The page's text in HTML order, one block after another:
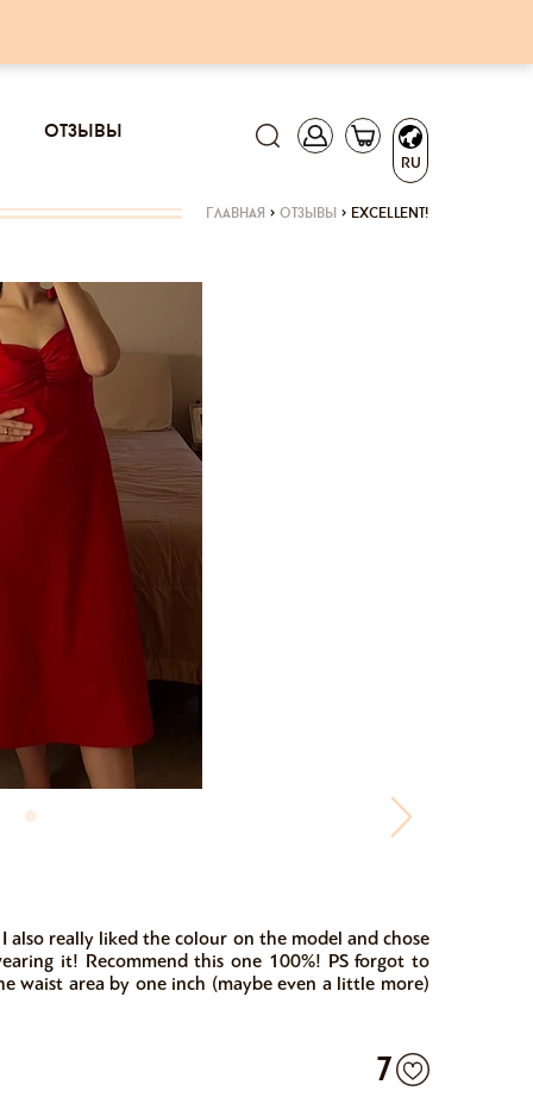
RU
отзывы
главная > отзывы > excellent!
also really liked the colour on the model and chose
it! Recommend this one 100%! PS forgot to
waist area by one inch (maybe even a little more)
7